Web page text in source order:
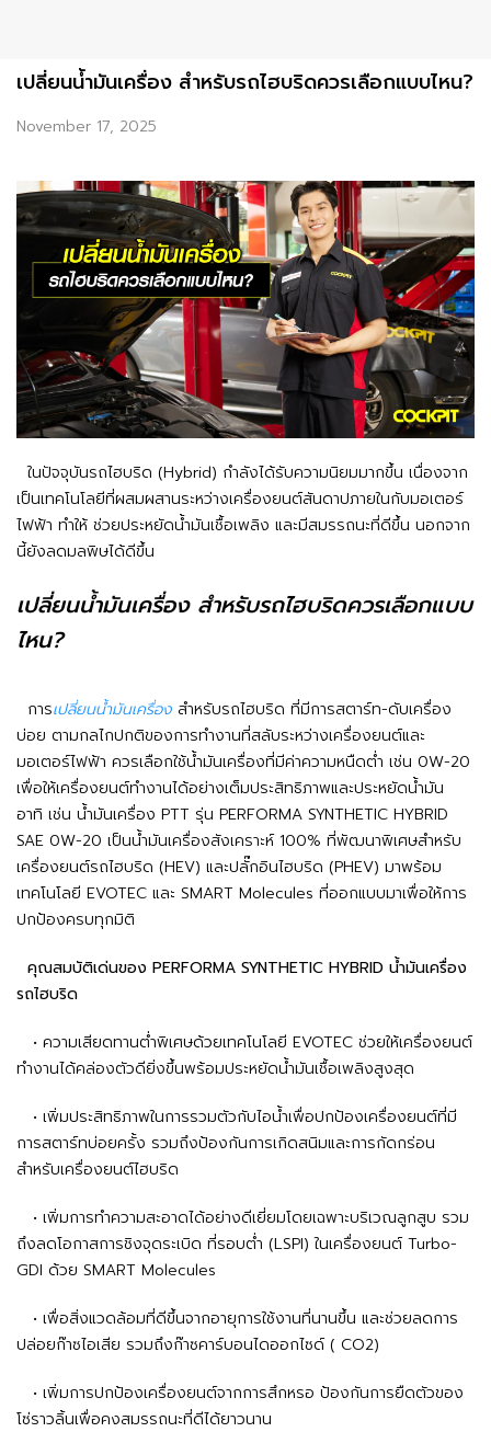
เปลี่ยนน้ํามันเครื่อง สำหรับรถไฮบริดควรเลือกแบบไหน?
November 17, 2025
ในปัจจุบันรถไฮบริด (Hybrid) กำลังได้รับความนิยมมากขึ้น เนื่องจาก
เป็นเทคโนโลยีที่ผสมผสานระหว่างเครื่องยนต์สันดาปภายในกับมอเตอร์
ไฟฟ้า ทำให้ ช่วยประหยัดน้ำมันเชื้อเพลิง และมีสมรรถนะที่ดีขึ้น นอกจาก
นี้ยังลดมลพิษได้ดีขึ้น
เปลี่ยนน้ํามันเครื่อง สำหรับรถไฮบริดควรเลือกแบบ
ไหน?
การเปลี่ยนน้ํามันเครื่อง สำหรับรถไฮบริด ที่มีการสตาร์ท-ดับเครื่อง
บ่อย ตามกลไกปกติของการทำงานที่สลับระหว่างเครื่องยนต์และ
มอเตอร์ไฟฟ้า ควรเลือกใช้น้ำมันเครื่องที่มีค่าความหนืดต่ำ เช่น 0W-20
เพื่อให้เครื่องยนต์ทำงานได้อย่างเต็มประสิทธิภาพและประหยัดน้ำมัน
อาทิ เช่น น้ำมันเครื่อง PTT รุ่น PERFORMA SYNTHETIC HYBRID
SAE 0W-20 เป็นน้ำมันเครื่องสังเคราะห์ 100% ที่พัฒนาพิเศษสำหรับ
เครื่องยนต์รถไฮบริด (HEV) และปลั๊กอินไฮบริด (PHEV) มาพร้อม
เทคโนโลยี EVOTEC และ SMART Molecules ที่ออกแบบมาเพื่อให้การ
ปกป้องครบทุกมิติ
คุณสมบัติเด่นของ PERFORMA SYNTHETIC HYBRID น้ำมันเครื่อง
รถไฮบริด
• ความเสียดทานต่ำพิเศษด้วยเทคโนโลยี EVOTEC ช่วยให้เครื่องยนต์
ทำงานได้คล่องตัวดียิ่งขึ้นพร้อมประหยัดน้ำมันเชื้อเพลิงสูงสุด
• เพิ่มประสิทธิภาพในการรวมตัวกับไอน้ำเพื่อปกป้องเครื่องยนต์ที่มี
การสตาร์ทบ่อยครั้ง รวมถึงป้องกันการเกิดสนิมและการกัดกร่อน
สำหรับเครื่องยนต์ไฮบริด
• เพิ่มการทำความสะอาดได้อย่างดีเยี่ยมโดยเฉพาะบริเวณลูกสูบ รวม
ถึงลดโอกาสการชิงจุดระเบิด ที่รอบต่ำ (LSPI) ในเครื่องยนต์ Turbo-
GDI ด้วย SMART Molecules
• เพื่อสิ่งแวดล้อมที่ดีขึ้นจากอายุการใช้งานที่นานขึ้น และช่วยลดการ
ปล่อยก๊าซไอเสีย รวมถึงก๊าซคาร์บอนไดออกไซด์ ( CO2)
• เพิ่มการปกป้องเครื่องยนต์จากการสึกหรอ ป้องกันการยืดตัวของ
โซ่ราวลิ้นเพื่อคงสมรรถนะที่ดีได้ยาวนาน